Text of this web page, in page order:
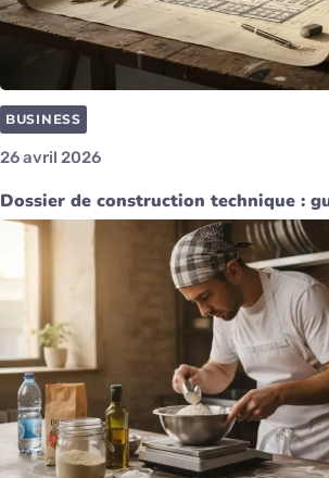
BUSINESS
26 avril 2026
Dossier de construction technique :